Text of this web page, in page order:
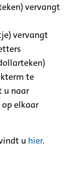
vervangt
vervangt
te
u naar
elkaar
u hier.